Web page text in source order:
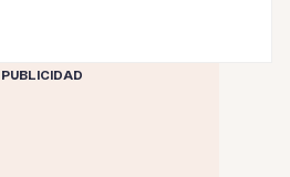
PUBLICIDAD